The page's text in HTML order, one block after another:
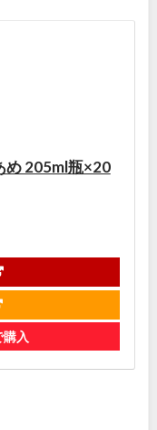
め 205ml瓶×20
入